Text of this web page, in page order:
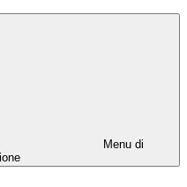
Menu di